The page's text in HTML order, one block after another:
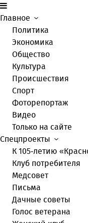
Главное
Политика
Экономика
Общество
Культура
Происшествия
Спорт
Фоторепортаж
Видео
Только на сайте
Спецпроекты
К 105-летию
Клуб потребителя
Медсовет
Письма
Дачные советы
Голос ветерана